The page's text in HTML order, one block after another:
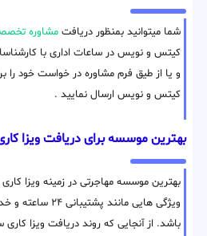
شما میتوانید بمنظور دریافت مشاوره
کیتس و نویس در ساعات اداری با
و یا از طیق فرم مشاوره در خواست خود را
کیتس و نویس ارسال نمایید .
بهترین موسسه برای دریافت ویزا
بهترین موسسه مهاجرتی در زمینه ویزا
ویژگی هایی مانند
باشد. از آنجایی که روند دریافت ویزا